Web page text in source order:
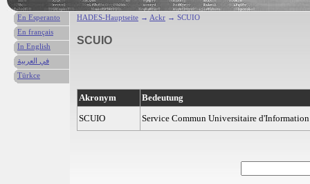
HADES-Hauptseite → Ackr → SCUIO
SCUIO
Akronym
Bedeutung
SCUIO
Service Commun Universitaire
En Esperanto
En français
In English
في العربية
Türkce